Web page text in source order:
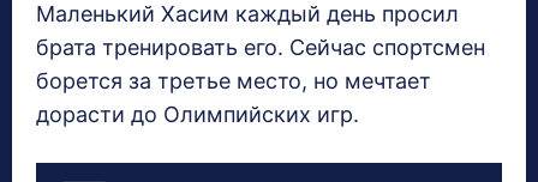
Маленький Хасим каждый день просил
брата тренировать его. Сейчас спортсмен
борется за третье место, но мечтает
дорасти до Олимпийских игр.